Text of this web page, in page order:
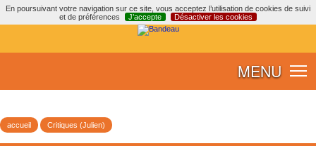
En poursuivant votre navigation sur ce site, vous acceptez l’utilisation de cookies de suivi
et de préférences
J’accepte Désactiver les cookies
MENU
accueil Critiques (Julien)